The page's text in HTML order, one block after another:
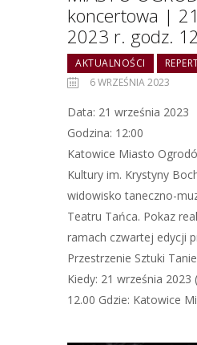
koncertowa |
2023 r. godz.
AKTUALNOŚCI
6 WRZEŚNIA 2023
Data: 21 września 2023
Godzina: 12:00
Katowice Miasto
Kultury im. Krystyny
widowisko taneczno-
Teatru Tańca. Pokaz
ramach czwartej edycji
Przestrzenie Sztuki
Kiedy: 21 września 2023
12.00 Gdzie: Katowice